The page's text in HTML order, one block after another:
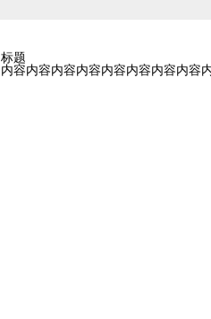
标题
内容内容内容内容内容内容内容内容